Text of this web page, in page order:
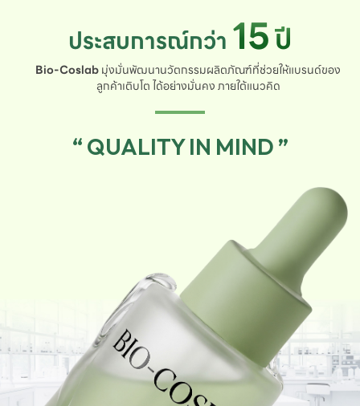
ประสบการณ์กว่า 15ปี
Bio-Coslabมุ่งมั่นพัฒนานวัตกรรมผลิตภัณฑ์ที่ช่วยให้แบรนด์ของ
ลูกค้าเติบโต ได้อย่างมั่นคง ภายใต้แนวคิด
“ QUALITY IN MIND ”